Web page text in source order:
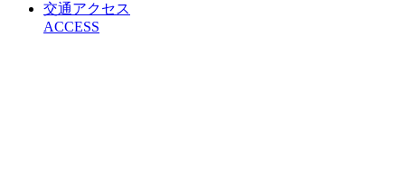
交通アクセス
ACCESS